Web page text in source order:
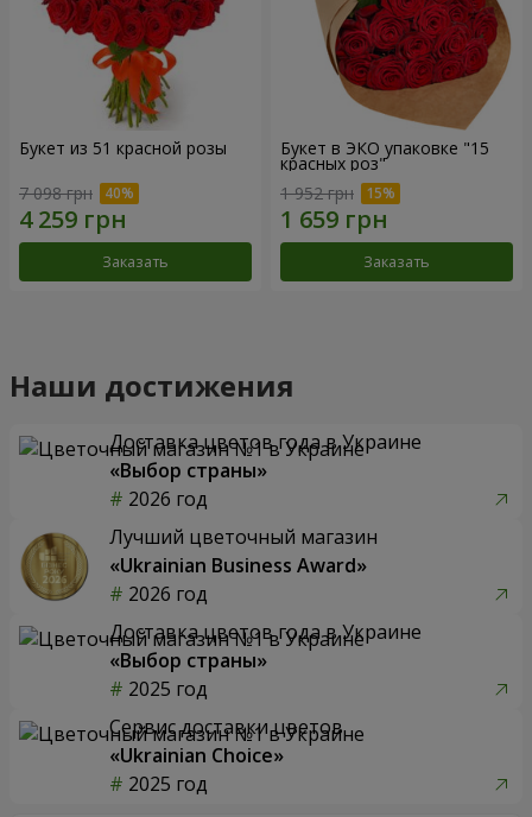
Букет из 51 красной розы
7 098 грн
Заказать
Букет в ЭКО упаковке "15
красных роз"
1 952 грн
Заказать
Наши достижения
Доставка цветов года в Украине
«Выбор страны»
2026 год
Лучший цветочный магазин
«Ukrainian Business Award»
2026 год
Доставка цветов года в Украине
«Выбор страны»
2025 год
Сервис доставки цветов
«Ukrainian Choice»
2025 год